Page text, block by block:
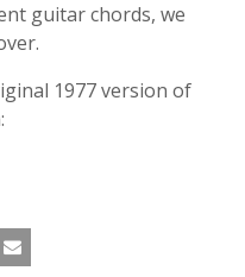
guitar chords, we
1977 version of